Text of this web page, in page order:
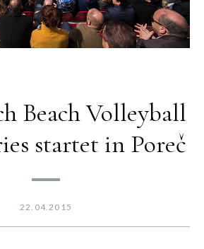
Beach Volleyball
startet in Poreč
22.04.2015